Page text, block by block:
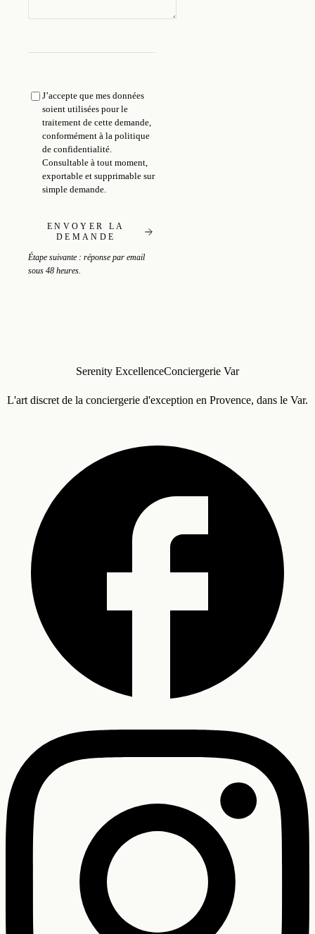
J’accepte que mes données
soient utilisées pour le
traitement de cette demande,
conformément à la politique
de confidentialité
Consultable à tout moment,
exportable et supprimable sur
simple demande.
ENVOYER LA
DEMANDE
Étape suivante : réponse par email
sous 48 heures.
Serenity ExcellenceConciergerie Var
L'art discret de la conciergerie d'exception en Provence, dans le Var.